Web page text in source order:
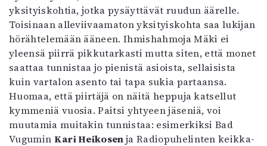
yksityiskohtia, jotka pysäyttävät ruudun äärelle.
Toisinaan alleviivaamaton yksityiskohta saa lukijan
hörähtelemään ääneen. Ihmishahmoja Mäki ei
yleensä piirrä pikkutarkasti mutta siten, että monet
saattaa tunnistaa jo pienistä asioista, sellaisista
kuin vartalon asento tai tapa sukia partaansa.
Huomaa, että piirtäjä on näitä heppuja katsellut
kymmeniä vuosia. Paitsi yhtyeen jäseniä, voi
muutamia muitakin tunnistaa: esimerkiksi Bad
Vugumin Kari Heikosenja Radiopuhelinten keikka-